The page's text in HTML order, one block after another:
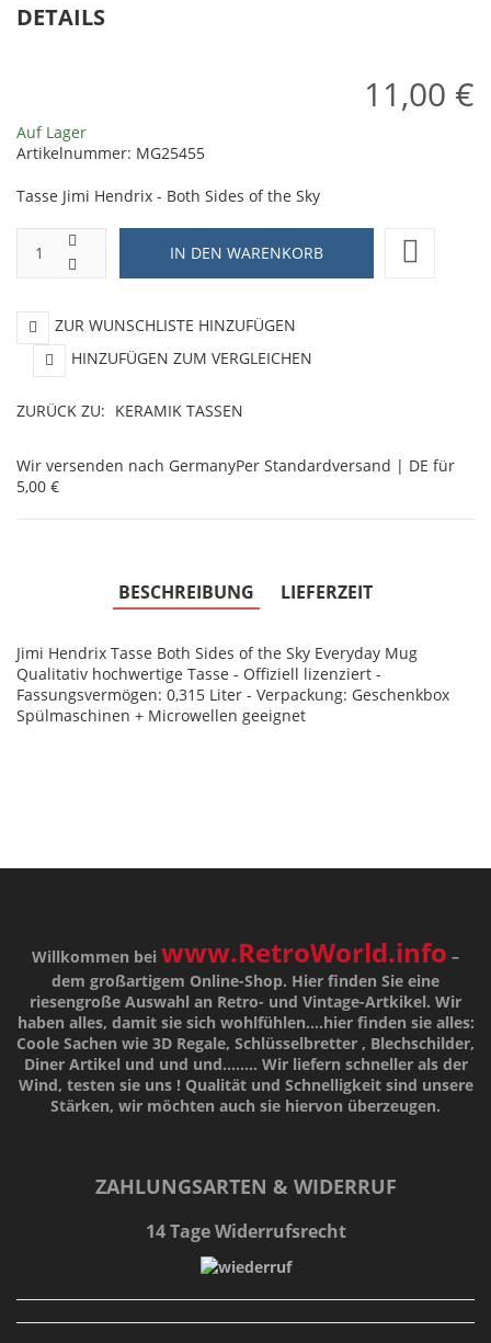
DETAILS
11,00 €
Auf Lager
Artikelnummer: MG25455
Tasse Jimi Hendrix - Both Sides of the Sky
ZUR WUNSCHLISTE HINZUFÜGEN
HINZUFÜGEN ZUM VERGLEICHEN
ZURÜCK ZU: KERAMIK TASSEN
Wir versenden nach GermanyPer Standardversand | DE für
5,00 €
BESCHREIBUNG LIEFERZEIT
Jimi Hendrix Tasse Both Sides of the Sky Everyday Mug
Qualitativ hochwertige Tasse - Offiziell lizenziert -
Fassungsvermögen: 0,315 Liter - Verpackung: Geschenkbox
Spülmaschinen + Microwellen geeignet
Willkommen bei www.RetroWorld.info –
dem großartigem Online-Shop. Hier finden Sie eine
riesengroße Auswahl an Retro- und Vintage-Artkikel. Wir
haben alles, damit sie sich wohlfühlen....hier finden sie alles:
Coole Sachen wie 3D Regale, Schlüsselbretter , Blechschilder,
Diner Artikel und und und........ Wir liefern schneller als der
Wind, testen sie uns ! Qualitätund Schnelligkeitsind unsere
Stärken, wir möchten auch sie hiervon überzeugen.
ZAHLUNGSARTEN & WIDERRUF
14 Tage Widerrufsrecht